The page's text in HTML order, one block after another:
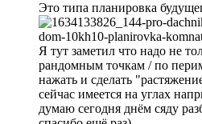
Это типа планировка
Я тут заметил что надо не
рандомным точкам / по
нажать и сделать
сейчас имеется на углах
думаю сегодня днём сяду